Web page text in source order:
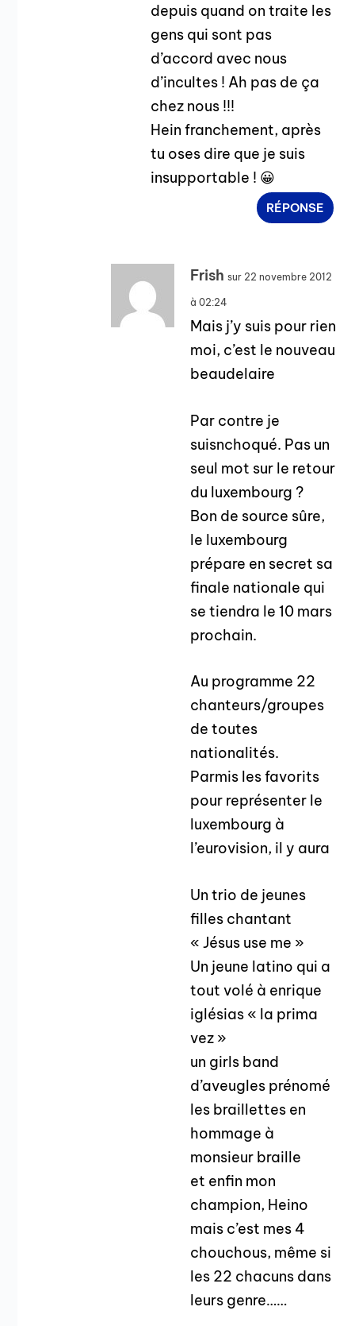
depuis quand on traite les
gens qui sont pas
d’accord avec nous
d’incultes ! Ah pas de ça
chez nous !!!
Hein franchement, après
tu oses dire que je suis
insupportable ! 😀
RÉPONSE
Frish sur 22 novembre 2012
à 02:24
Mais j’y suis pour rien
moi, c’est le nouveau
beaudelaire
Par contre je
suisnchoqué. Pas un
seul mot sur le retour
du luxembourg ?
Bon de source sûre,
le luxembourg
prépare en secret sa
finale nationale qui
se tiendra le 10 mars
prochain.
Au programme 22
chanteurs/groupes
de toutes
nationalités.
Parmis les favorits
pour représenter le
luxembourg à
l’eurovision, il y aura
Un trio de jeunes
filles chantant
« Jésus use me »
Un jeune latino qui a
tout volé à enrique
iglésias « la prima
vez »
un girls band
d’aveugles prénomé
les braillettes en
hommage à
monsieur braille
et enfin mon
champion, Heino
mais c’est mes 4
chouchous, même si
les 22 chacuns dans
leurs genre……